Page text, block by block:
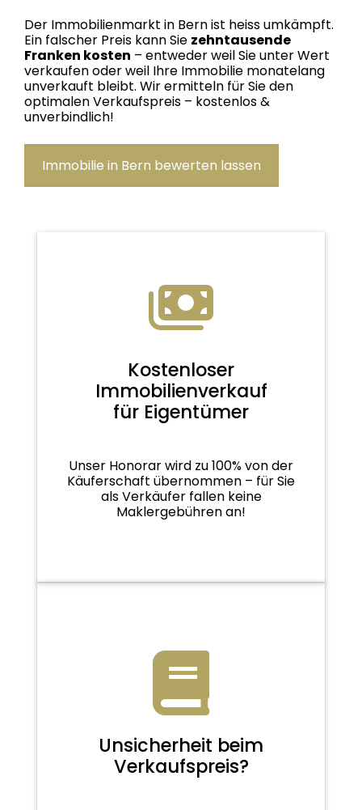
Der Immobilienmarkt in Bern ist heiss umkämpft.
Ein falscher Preis kann Sie zehntausende
Franken kosten – entweder weil Sie unter Wert
verkaufen oder weil Ihre Immobilie monatelang
unverkauft bleibt. Wir ermitteln für Sie den
optimalen Verkaufspreis – kostenlos &
unverbindlich!
Immobilie in Bern bewerten lassen
Kostenloser
Immobilienverkauf
für Eigentümer
Unser Honorar wird zu 100% von der
Käuferschaft übernommen – für Sie
als Verkäufer fallen keine
Maklergebühren an!
Unsicherheit beim
Verkaufspreis?